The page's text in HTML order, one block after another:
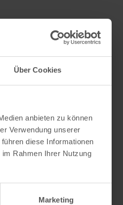
Über Cookies
anbieten zu können
Verwendung unserer
diese Informationen
Rahmen Ihrer Nutzung
Marketing